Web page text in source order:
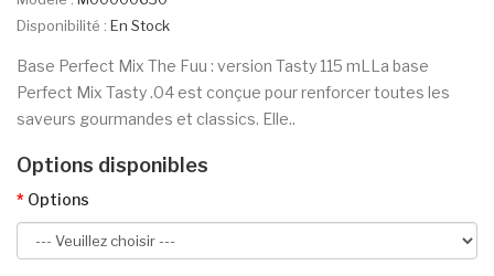
Disponibilité : En Stock
Base Perfect Mix The Fuu : version Tasty 115 mLLa base
Perfect Mix Tasty .04 est conçue pour renforcer toutes les
saveurs gourmandes et classics. Elle..
Options disponibles
Options